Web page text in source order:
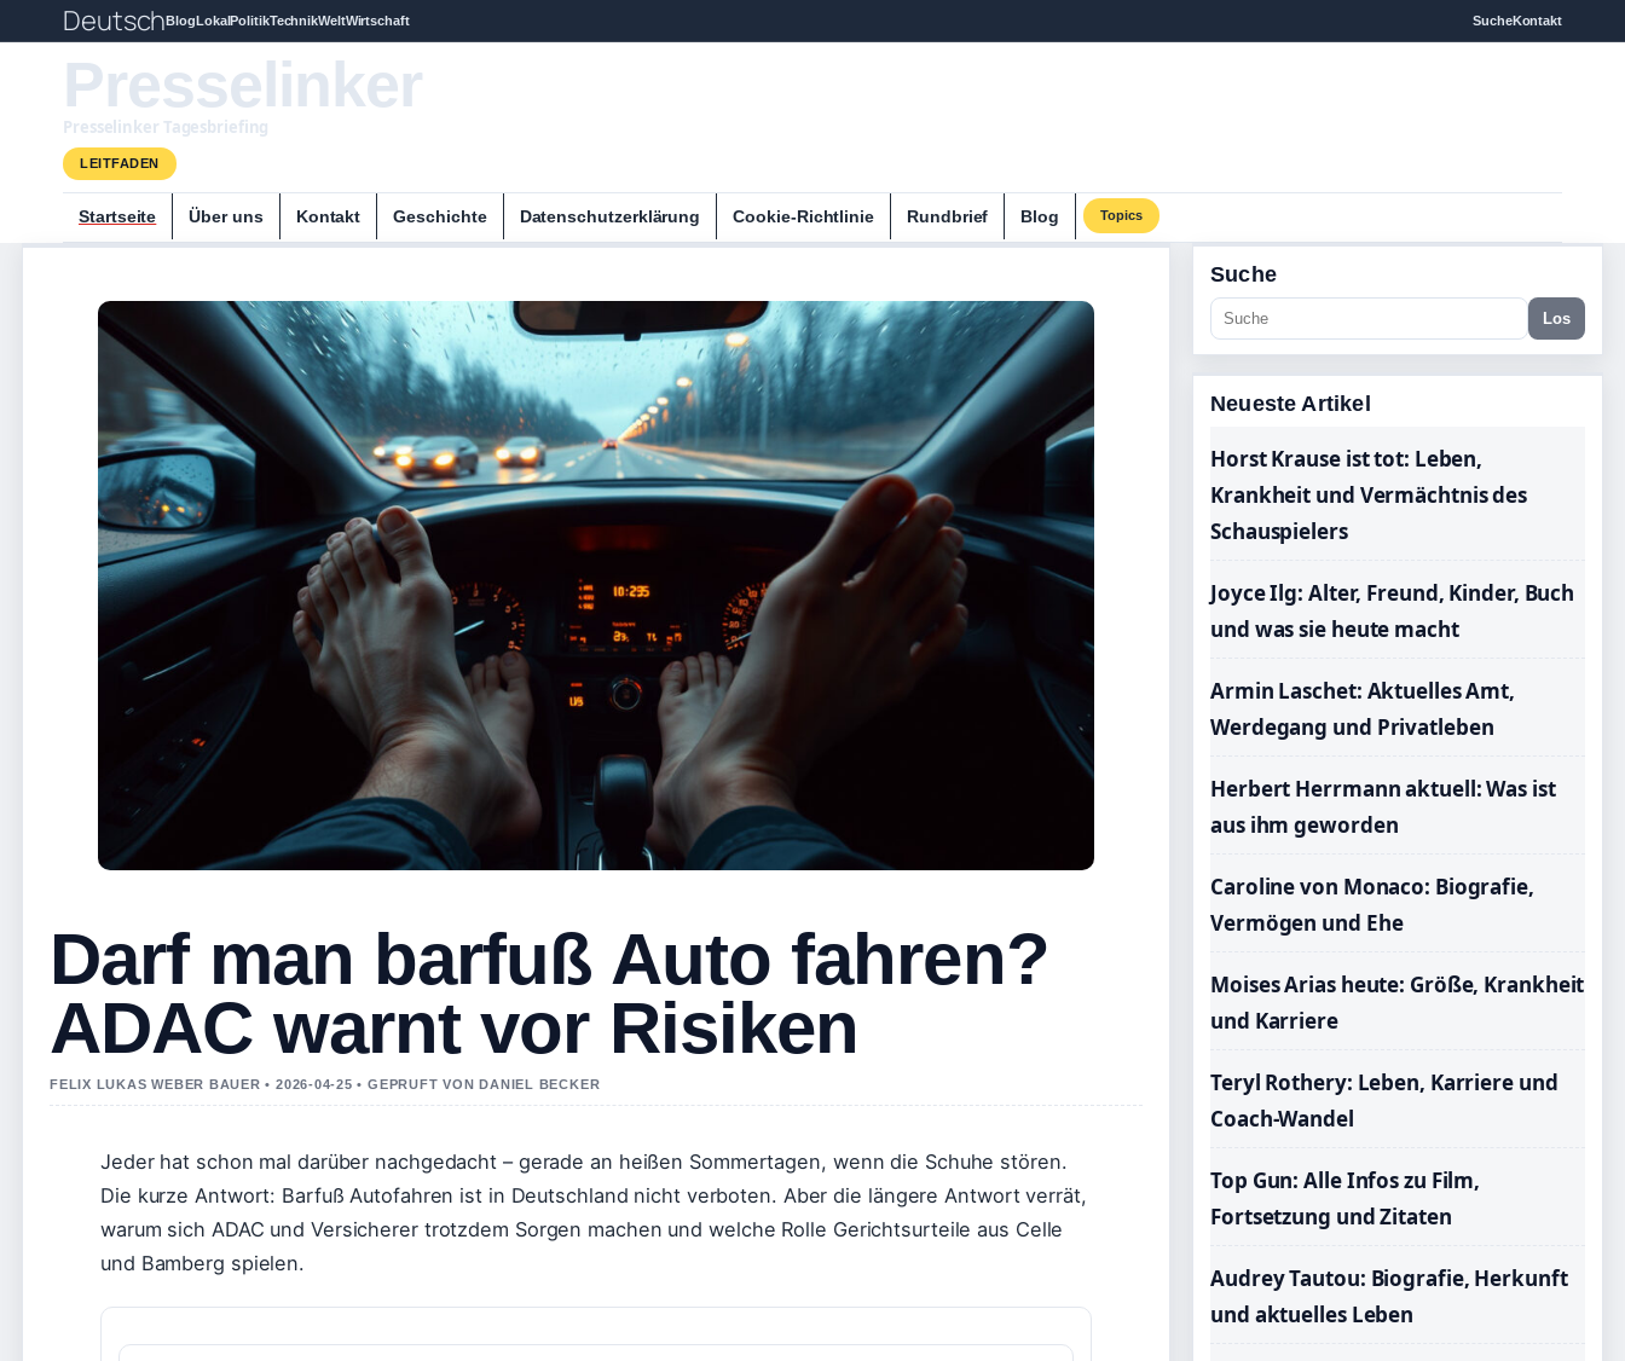
DeutschBlogLokalPolitikTechnikWeltWirtschaft SucheKontakt
Presselinker
Presselinker Tagesbriefing
LEITFADEN
Startseite Über uns Kontakt Geschichte Datenschutzerklärung Cookie-Richtlinie Rundbrief Blog Topics
Darf man barfuß Auto fahren?
ADAC warnt vor Risiken
FELIX LUKAS WEBER BAUER • 2026-04-25 • GEPRUFT VON DANIEL BECKER
Jeder hat schon mal darüber nachgedacht – gerade an heißen Sommertagen, wenn die Schuhe stören.
Die kurze Antwort: Barfuß Autofahren ist in Deutschland nicht verboten. Aber die längere Antwort verrät,
warum sich ADAC und Versicherer trotzdem Sorgen machen und welche Rolle Gerichtsurteile aus Celle
und Bamberg spielen.
Suche
Los
Neueste Artikel
Horst Krause ist tot: Leben,
Krankheit und Vermächtnis des
Schauspielers
Joyce Ilg: Alter, Freund, Kinder, Buch
und was sie heute macht
Armin Laschet: Aktuelles Amt,
Werdegang und Privatleben
Herbert Herrmann aktuell: Was ist
aus ihm geworden
Caroline von Monaco: Biografie,
Vermögen und Ehe
Moises Arias heute: Größe, Krankheit
und Karriere
Teryl Rothery: Leben, Karriere und
Coach-Wandel
Top Gun: Alle Infos zu Film,
Fortsetzung und Zitaten
Audrey Tautou: Biografie, Herkunft
und aktuelles Leben